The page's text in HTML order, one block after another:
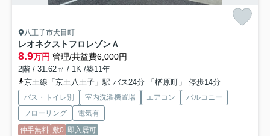
八王子市犬目町
レオネクストフロレゾンＡ
8.9万円 管理/共益費6,000円
2階 / 31.62㎡ / 1K /築11年
京王線「京王八王子」駅 バス24分 「楢原町」 停歩14分
バス・トイレ別 室内洗濯機置場 エアコン
バルコニー
フローリング
電気有
仲手無料 敷0 即入居可